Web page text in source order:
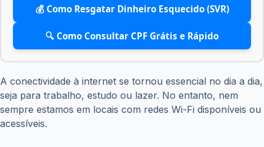
💰 Como Resgatar Dinheiro Esquecido (SVR)
🔍 Como Consultar CPF Grátis e Rápido
A conectividade à internet se tornou essencial no dia a dia,
seja para trabalho, estudo ou lazer. No entanto, nem
sempre estamos em locais com redes Wi-Fi disponíveis ou
acessíveis.